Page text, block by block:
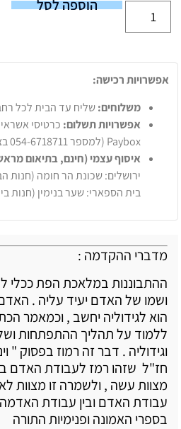
הוספה לסל
אפשרויות רכישה:
משלוחים:שליח עד הבית לכל רחבי הארץ ב-39 ש"ח
אפשרויות תשלום:
Paybox (למספר 054-6718711 בצירוף מספר הזמנה).
איסוף עצמי (חינם, בתיאום
ירושלים: שכונת הר חומה (חנות
בית הספארי: שער בנימין
מדברי ההקדמה :
ההתבוננות במלאכת הפת ככלי
ושמו של האדם יעיד עליה .
הוא לגידוליה יחשב , וכמאמר
ללמוד על תהליך ההתפתחות
וגידוליה . דבר זה רמוז בפסוק "
חז"ל שזהו רמז לעבודת האדם
מצוות עשה , ולשמרה זו מצוות
עבודת האדם ובין עבודת
בספרי האמונה ופנימיות התורה